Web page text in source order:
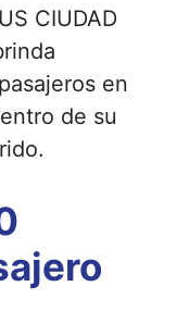
CIUDAD
en
de su